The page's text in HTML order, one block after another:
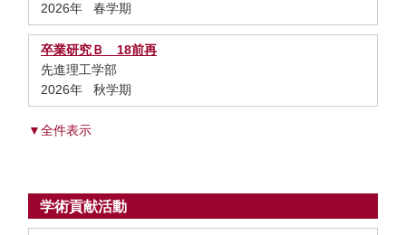
2026年 春学期
卒業研究Ｂ 18前再
先進理工学部
2026年 秋学期
▼全件表示
学術貢献活動